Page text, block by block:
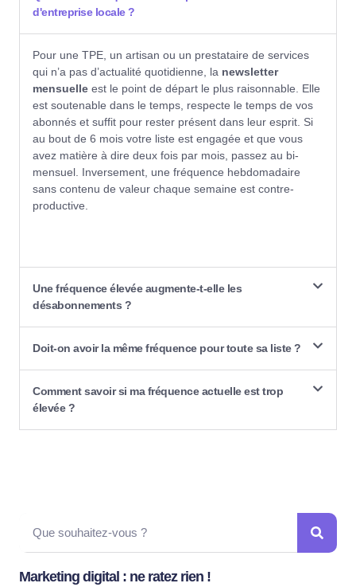
d'entreprise locale ?
Pour une TPE, un artisan ou un prestataire de services
qui n’a pas d’actualité quotidienne, la newsletter
mensuelle est le point de départ le plus raisonnable. Elle
est soutenable dans le temps, respecte le temps de vos
abonnés et suffit pour rester présent dans leur esprit. Si
au bout de 6 mois votre liste est engagée et que vous
avez matière à dire deux fois par mois, passez au bi-
mensuel. Inversement, une fréquence hebdomadaire
sans contenu de valeur chaque semaine est contre-
productive.
Une fréquence élevée augmente-t-elle les
désabonnements ?
Doit-on avoir la même fréquence pour toute sa liste ?
Comment savoir si ma fréquence actuelle est trop
élevée ?
Marketing digital : ne ratez rien !